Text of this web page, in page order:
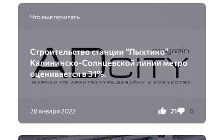
Что еще почитать
Строительство станции “Пыхтино”
Калининско-Солнцевской линии метро
оценивается в 31%.
28 января 2022 21 0